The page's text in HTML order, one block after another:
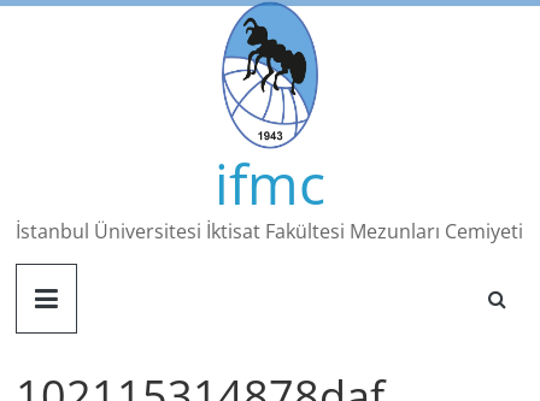
Skip
ifmc
İstanbul Üniversitesi İktisat Fakültesi Mezunları Cemiyeti